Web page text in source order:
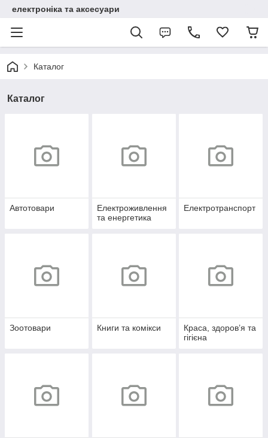
електроніка та аксесуари
Каталог
Каталог
Автотовари
Електроживлення
та енергетика
Електротранспорт
Зоотовари Книги та комікси
Краса, здоров’я та
гігієна